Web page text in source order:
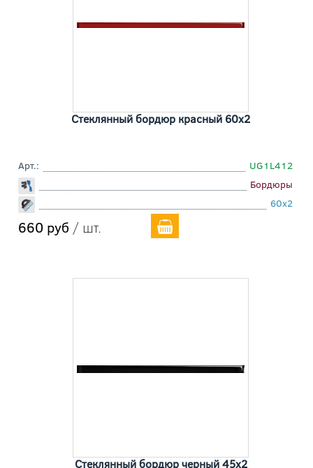
Стеклянный бордюр красный 60x2
Арт.:
UG1L412
Бордюры
60x2
660 руб / шт.
Стеклянный бордюр черный 45x2